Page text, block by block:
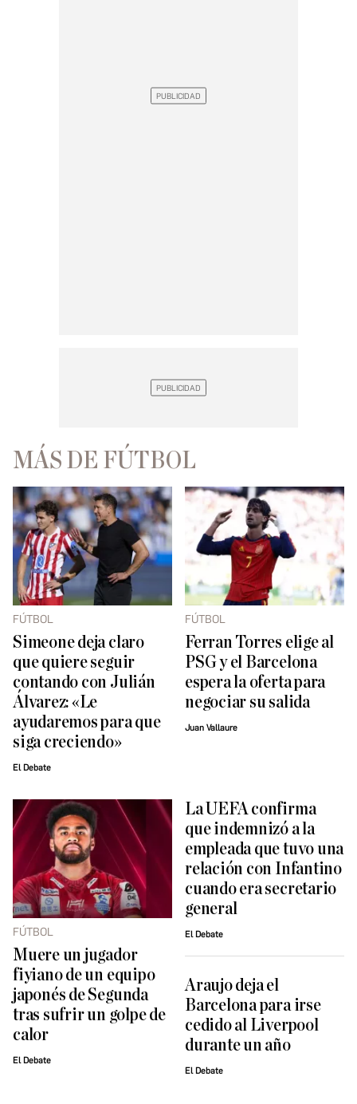
MÁS DE FÚTBOL
FÚTBOL
Simeone deja claro
que quiere seguir
contando con Julián
Álvarez: «Le
ayudaremos para que
siga creciendo»
El Debate
FÚTBOL
Ferran Torres elige al
PSG y el Barcelona
espera la oferta para
negociar su salida
Juan Vallaure
FÚTBOL
Muere un jugador
fiyiano de un equipo
japonés de Segunda
tras sufrir un golpe de
calor
El Debate
La UEFA confirma
que indemnizó a la
empleada que tuvo una
relación con Infantino
cuando era secretario
general
El Debate
Araujo deja el
Barcelona para irse
cedido al Liverpool
durante un año
El Debate